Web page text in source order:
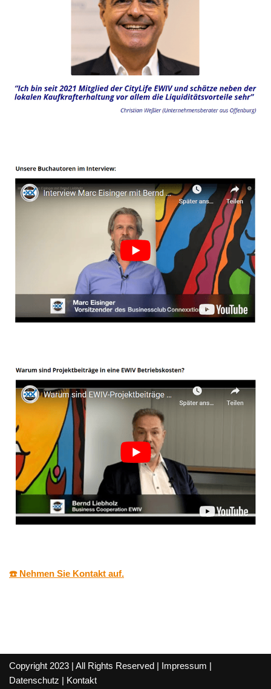
☎️ Nehmen Sie Kontakt auf.
Copyright 2023 | All Rights Reserved | Impressum |
Datenschutz | Kontakt